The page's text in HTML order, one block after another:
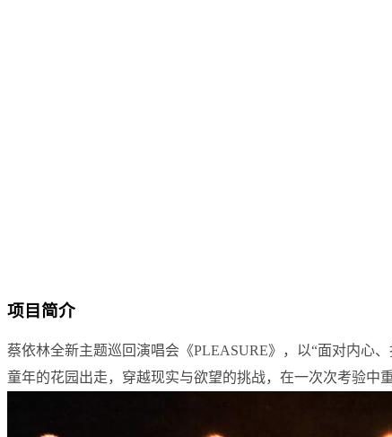
项目简介
蔡依林全新主题巡回演唱会《PLEASURE》，以“面对内心
童年的花园出走，穿越现实与欲望的挑战，在一次次考验